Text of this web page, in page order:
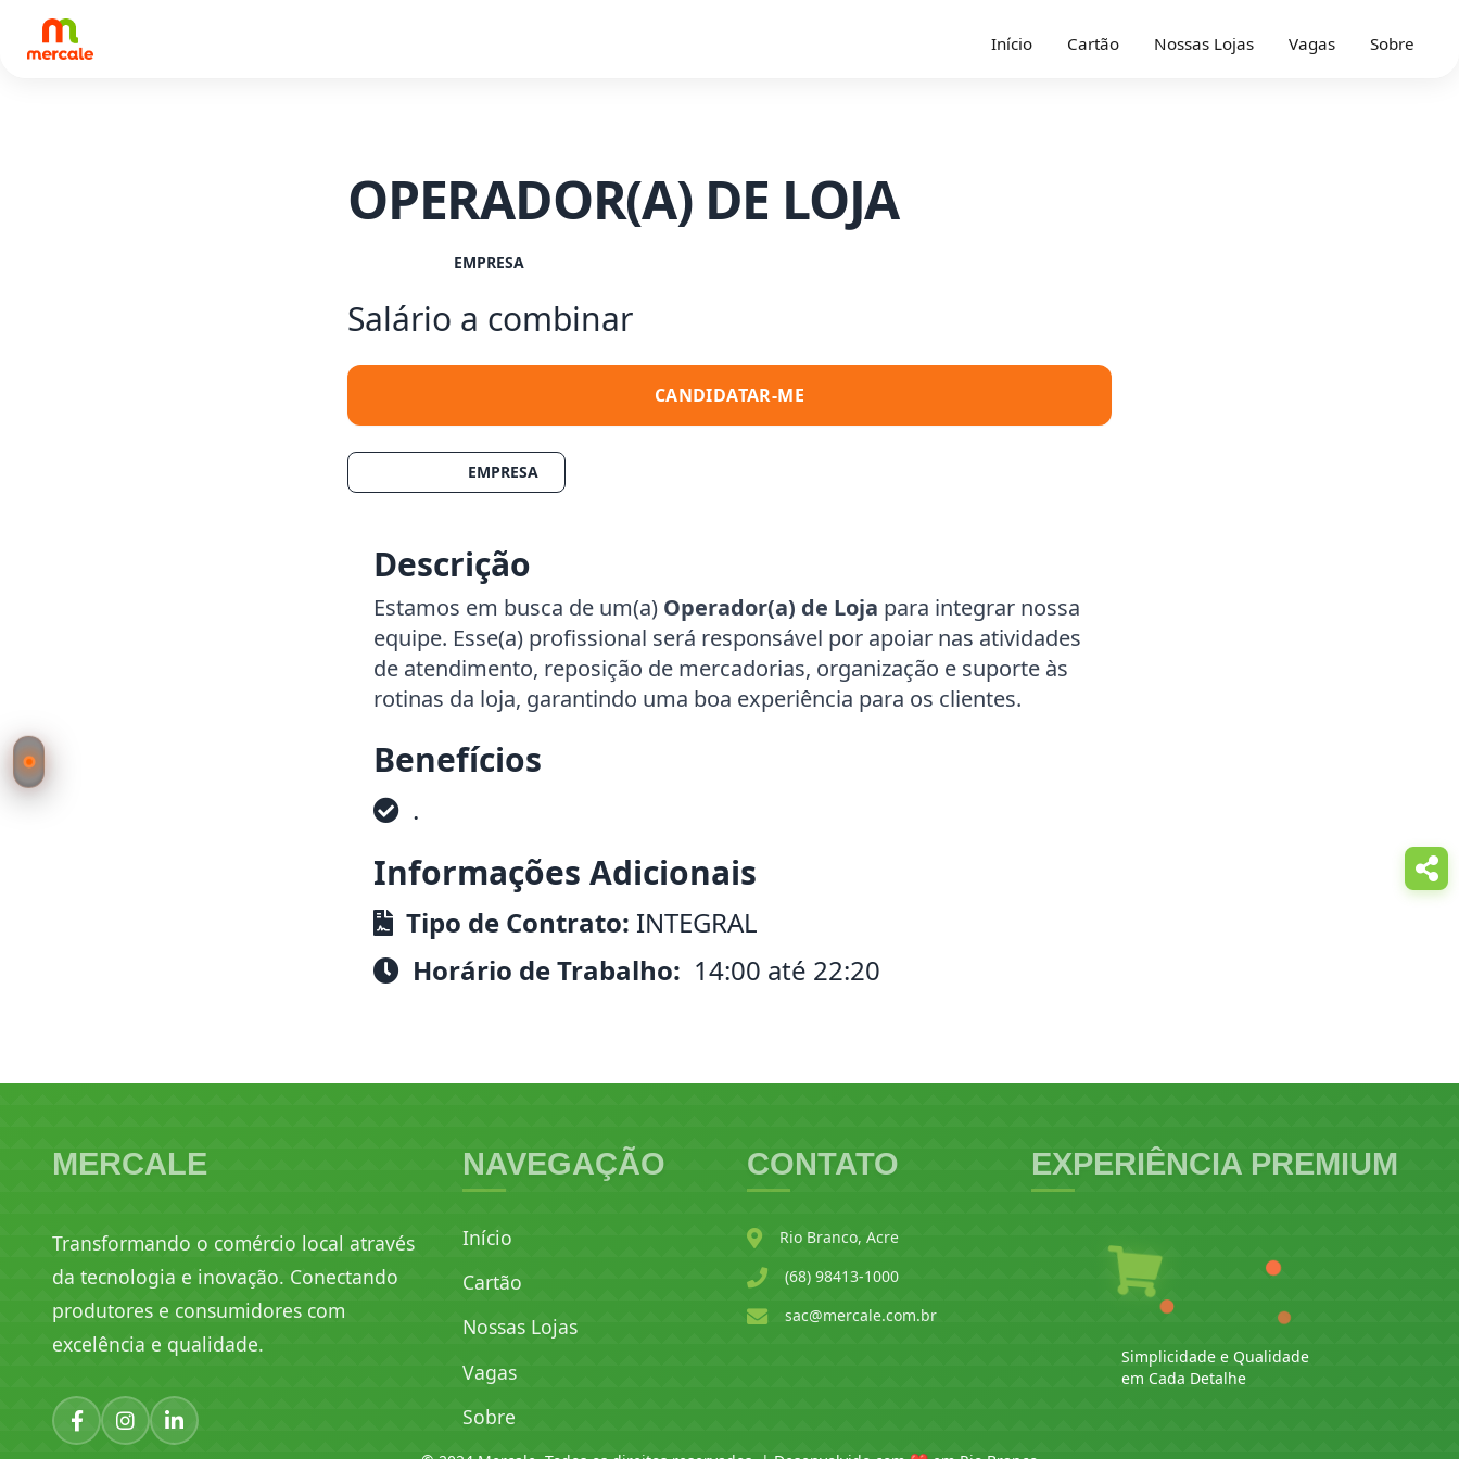
Início Cartão Nossas Lojas Vagas Sobre
OPERADOR(A) DE LOJA
EMPRESA
Salário a combinar
CANDIDATAR-ME
EMPRESA
Descrição
Estamos em busca de um(a) Operador(a) de Loja para integrar nossa
equipe. Esse(a) profissional será responsável por apoiar nas atividades
de atendimento, reposição de mercadorias, organização e suporte às
rotinas da loja, garantindo uma boa experiência para os clientes.
Benefícios
.
Informações Adicionais
Tipo de Contrato: INTEGRAL
Horário de Trabalho: 14:00 até 22:20
MERCALE
Transformando o comércio local através
da tecnologia e inovação. Conectando
produtores e consumidores com
excelência e qualidade.
NAVEGAÇÃO
Início
Cartão
Nossas Lojas
Vagas
Sobre
CONTATO
Rio Branco, Acre
(68) 98413-1000
sac@mercale.com.br
EXPERIÊNCIA PREMIUM
Simplicidade e Qualidade
em Cada Detalhe